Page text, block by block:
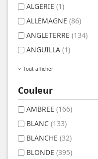
ALGERIE (1)
ALLEMAGNE (86)
ANGLETERRE (134)
ANGUILLA (1)
Tout afficher
Couleur
AMBREE (166)
BLANC (133)
BLANCHE (32)
BLONDE (395)